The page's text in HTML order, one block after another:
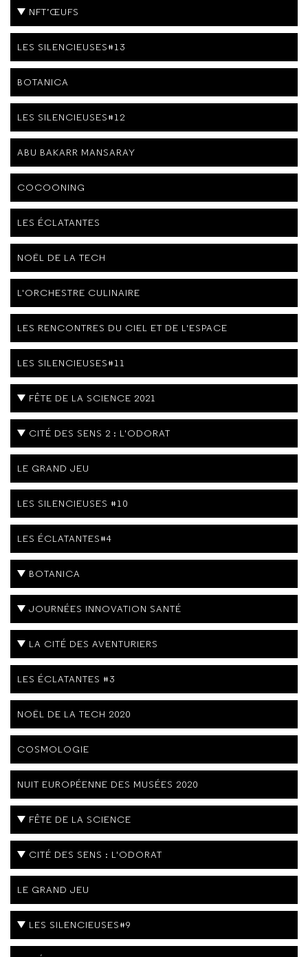
NFT’ŒUFS
LES SILENCIEUSES#13
BOTANICA
LES SILENCIEUSES#12
ABU BAKARR MANSARAY
COCOONING
LES ÉCLATANTES
NOËL DE LA TECH
L'ORCHESTRE CULINAIRE
LES RENCONTRES DU CIEL ET DE L'ESPACE
LES SILENCIEUSES#11
FÊTE DE LA SCIENCE 2021
CITÉ DES SENS 2 : L'ODORAT
LE GRAND JEU
LES SILENCIEUSES #10
LES ÉCLATANTES#4
BOTANICA
JOURNÉES INNOVATION SANTÉ
LA CITÉ DES AVENTURIERS
LES ÉCLATANTES #3
NOËL DE LA TECH 2020
COSMOLOGIE
NUIT EUROPÉENNE DES MUSÉES 2020
FÊTE DE LA SCIENCE
CITÉ DES SENS : L'ODORAT
LE GRAND JEU
LES SILENCIEUSES#9